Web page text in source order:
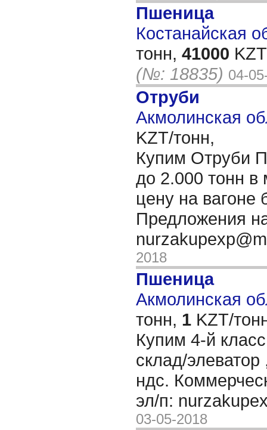
Пшеница
Костанайская
тонн, 41000
(№: 18835) 04-
Отруби
Акмолинская
KZT/тонн,
Купим Отруби
до 2.000 тонн в
цену на вагоне
Предложения
2018
Пшеница
Акмолинская
тонн, 1 KZT/
Купим 4-й
склад/элеватор
ндс.
эл/п:
03-05-2018